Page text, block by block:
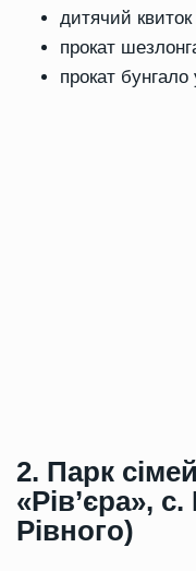
дитячий квиток
прокат
прокат бунгало
2. Парк
«Рів’єра»,
Рівного)